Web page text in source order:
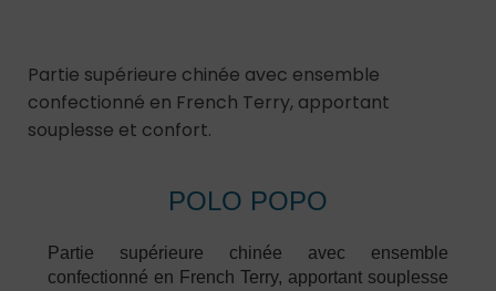
Partie supérieure chinée avec ensemble
confectionné en French Terry, apportant
souplesse et confort.
POLO POPO
Partie supérieure chinée avec ensemble
confectionné en French Terry, apportant souplesse